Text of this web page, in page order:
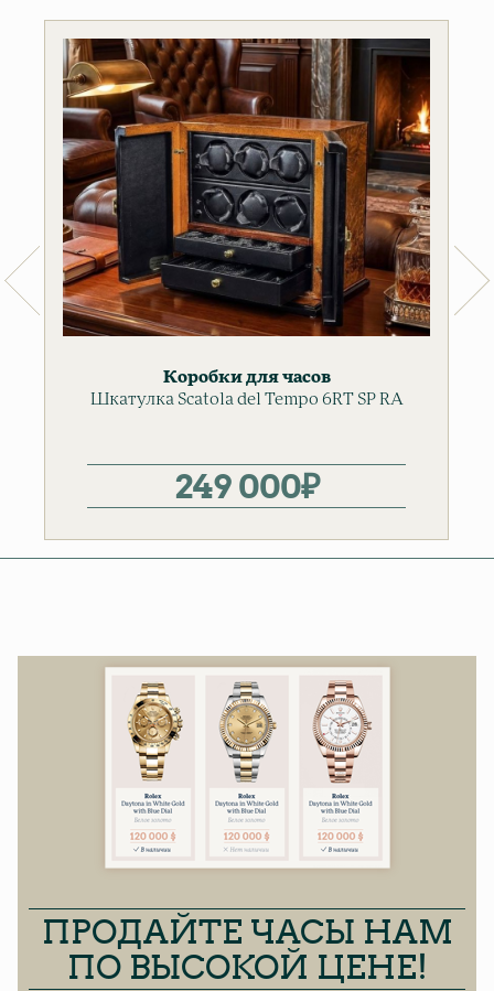
Коробки для часов
Шкатулка Scatola del Tempo 6RT SP RA
249 000₽
ПРОДАЙТЕ ЧАСЫ НАМ
ПО ВЫСОКОЙ ЦЕНЕ!